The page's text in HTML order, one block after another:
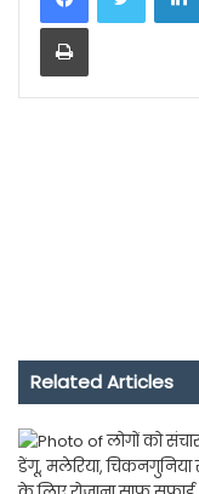
Print
Related Articles